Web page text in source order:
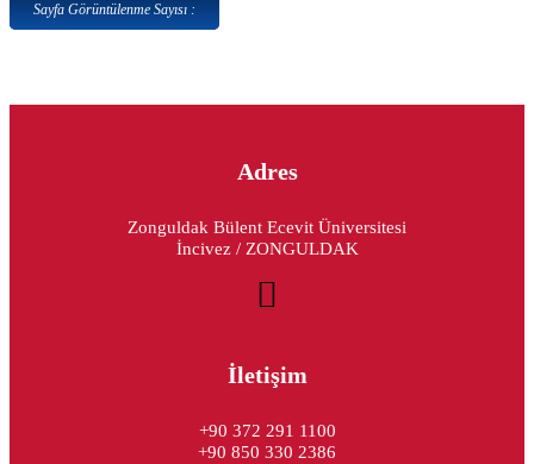
Sayfa Görüntülenme Sayısı :
Adres
Zonguldak Bülent Ecevit Üniversitesi
İncivez / ZONGULDAK
İletişim
+90 372 291 1100
+90 850 330 2386